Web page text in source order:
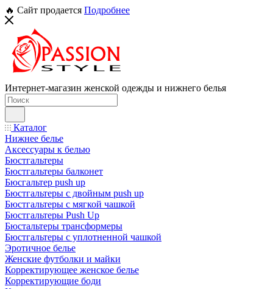
🔥 Сайт продается Подробнее
Интернет-магазин женской одежды и нижнего белья
Каталог
Нижнее белье
Аксессуары к белью
Бюстгальтеры
Бюстгальтеры балконет
Бюсгальтер push up
Бюстгальтеры с двойным push up
Бюстгальтеры с мягкой чашкой
Бюстгальтеры Push Up
Бюстальтеры трансформеры
Бюстгальтеры с уплотненной чашкой
Эротичное белье
Женские футболки и майки
Корректирующее женское белье
Корректирующие боди